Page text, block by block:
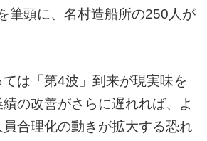
筆頭に、名村造船所の250人が
は「第4波」到来が現実味を
の改善がさらに遅れれば、よ
員合理化の動きが拡大する恐れ